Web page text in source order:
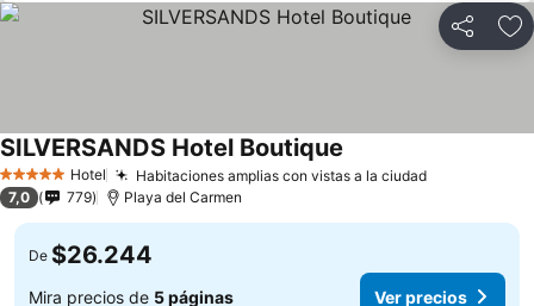
Compartir
5 Estrellas Hotel Habitaciones amplias con vistas a la ciudad
SILVERSANDS Hotel Boutique
7,0 779 Playa del Carmen
De $26.244
Mira precios de 5 páginas Ver precios